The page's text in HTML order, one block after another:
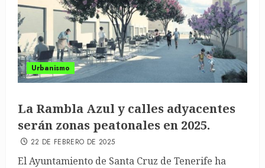
Urbanismo
La Rambla Azul y calles adyacentes
serán zonas peatonales en 2025.
22 DE FEBRERO DE 2025
El Ayuntamiento de Santa Cruz de Tenerife ha